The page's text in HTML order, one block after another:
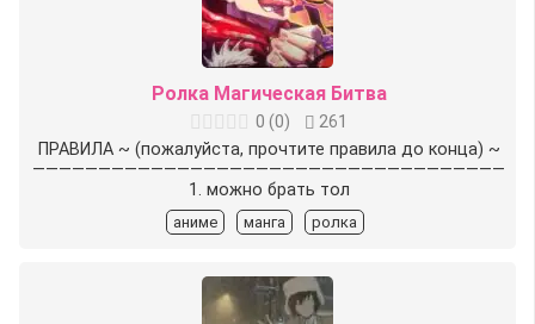
Ролка Магическая Битва
0 (0)
261
ПРАВИЛА ~ (пожалуйста, прочтите правила до конца) ~
————————————————————————————————————
1. можно брать тол
аниме манга ролка